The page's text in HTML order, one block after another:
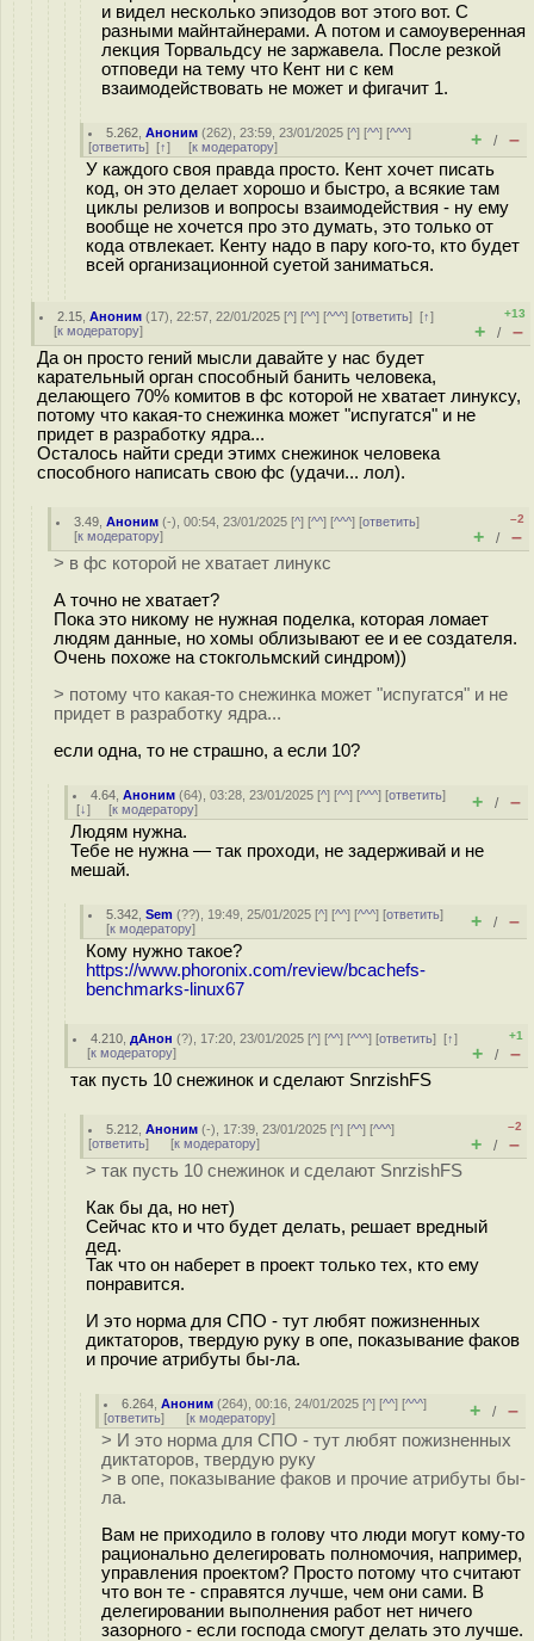
и видел несколько эпизодов вот этого вот. С
разными майнтайнерами. А потом и самоуверенная
лекция Торвальдсу не заржавела. После резкой
отповеди на тему что Кент ни с кем
взаимодействовать не может и фигачит 1.
5.262 ,Аноним (262), 23:59, 23/01/2025 [^] [^^] [^^^]
[ответить] [↑] [к модератору] + / –
У каждого своя правда просто. Кент хочет писать
код, он это делает хорошо и быстро, а всякие там
циклы релизов и вопросы взаимодействия - ну ему
вообще не хочется про это думать, это только от
кода отвлекает. Кенту надо в пару кого-то, кто будет
всей организационной суетой заниматься.
2.15 ,Аноним (17), 22:57, 22/01/2025 [^] [^^] [^^^] [ответить][↑]
[к модератору]
+13
+ / –
Да он просто гений мысли давайте у нас будет
карательный орган способный банить человека,
делающего 70% комитов в фс которой не хватает линуксу,
потому что какая-то снежинка может "испугатся" и не
придет в разработку ядра...
Осталось найти среди этимх снежинок человека
способного написать свою фс (удачи... лол).
3.49 ,Аноним (-), 00:54, 23/01/2025 [^] [^^] [^^^] [ответить]
[к модератору]
–2
+ / –
> в фс которой не хватает линукс
А точно не хватает?
Пока это никому не нужная поделка, которая ломает
людям данные, но хомы облизывают ее и ее создателя.
Очень похоже на стокгольмский синдром))
> потому что какая-то снежинка может "испугатся" и не
придет в разработку ядра...
если одна, то не страшно, а если 10?
4.64 ,Аноним (64), 03:28, 23/01/2025 [^] [^^] [^^^] [ответить]
[↓] [к модератору] + / –
Людям нужна.
Тебе не нужна — так проходи, не задерживай и не
мешай.
5.342 ,Sem (??), 19:49, 25/01/2025 [^] [^^] [^^^] [ответить]
[к модератору] + / –
Кому нужно такое?
https://www.phoronix.com/review/bcachefs-
benchmarks-linux67
4.210 дАнон (?), 17:20, 23/01/2025 [^] [^^] [^^^] [ответить][↑]
[к модератору]
+1
+ / –
так пусть 10 снежинок и сделают SnrzishFS
5.212 ,Аноним (-), 17:39, 23/01/2025 [^] [^^] [^^^]
[ответить] [к модератору]
–2
+ / –
> так пусть 10 снежинок и сделают SnrzishFS
Как бы да, но нет)
Сейчас кто и что будет делать, решает вредный
дед.
Так что он наберет в проект только тех, кто ему
понравится.
И это норма для СПО - тут любят пожизненных
диктаторов, твердую руку в опе, показывание факов
и прочие атрибуты бы-ла.
6.264 ,Аноним (264), 00:16, 24/01/2025 [^] [^^] [^^^]
[ответить] [к модератору] + / –
> И это норма для СПО - тут любят пожизненных
диктаторов, твердую руку
> в опе, показывание факов и прочие атрибуты бы-
ла.
Вам не приходило в голову что люди могут кому-то
рационально делегировать полномочия, например,
управления проектом? Просто потому что считают
что вон те - справятся лучше, чем они сами. В
делегировании выполнения работ нет ничего
зазорного - если господа смогут делать это лучше.